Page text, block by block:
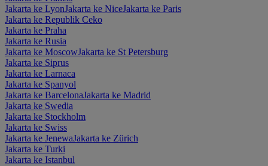
Jakarta ke LyonJakarta ke NiceJakarta ke Paris
Jakarta ke Republik Ceko
Jakarta ke Praha
Jakarta ke Rusia
Jakarta ke MoscowJakarta ke St Petersburg
Jakarta ke Siprus
Jakarta ke Larnaca
Jakarta ke Spanyol
Jakarta ke BarcelonaJakarta ke Madrid
Jakarta ke Swedia
Jakarta ke Stockholm
Jakarta ke Swiss
Jakarta ke JenewaJakarta ke Zürich
Jakarta ke Turki
Jakarta ke Istanbul